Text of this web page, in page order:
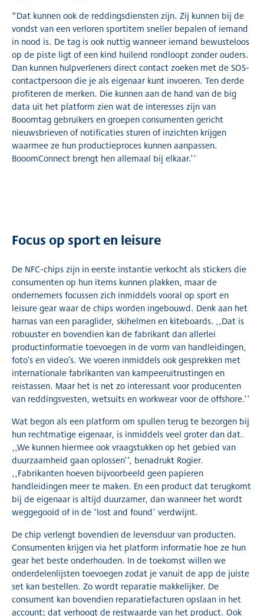
"Dat kunnen ook de reddingsdiensten zijn. Zij kunnen bij de
vondst van een verloren sportitem sneller bepalen of iemand
in nood is. De tag is ook nuttig wanneer iemand bewusteloos
op de piste ligt of een kind huilend rondloopt zonder ouders.
Dan kunnen hulpverleners direct contact zoeken met de SOS-
contactpersoon die je als eigenaar kunt invoeren. Ten derde
profiteren de merken. Die kunnen aan de hand van de big
data uit het platform zien wat de interesses zijn van
Booomtag gebruikers en groepen consumenten gericht
nieuwsbrieven of notificaties sturen of inzichten krijgen
waarmee ze hun productieproces kunnen aanpassen.
BooomConnect brengt hen allemaal bij elkaar.’’
Focus op sport en leisure
De NFC-chips zijn in eerste instantie verkocht als stickers die
consumenten op hun items kunnen plakken, maar de
ondernemers focussen zich inmiddels vooral op sport en
leisure gear waar de chips worden ingebouwd. Denk aan het
harnas van een paraglider, skihelmen en kiteboards. ,,Dat is
robuuster en bovendien kan de fabrikant dan allerlei
productinformatie toevoegen in de vorm van handleidingen,
foto’s en video’s. We voeren inmiddels ook gesprekken met
internationale fabrikanten van kampeeruitrustingen en
reistassen. Maar het is net zo interessant voor producenten
van reddingsvesten, wetsuits en workwear voor de offshore.’’
Wat begon als een platform om spullen terug te bezorgen bij
hun rechtmatige eigenaar, is inmiddels veel groter dan dat.
,,We kunnen hiermee ook vraagstukken op het gebied van
duurzaamheid gaan oplossen’’, benadrukt Rogier.
,,Fabrikanten hoeven bijvoorbeeld geen papieren
handleidingen meer te maken. En een product dat terugkomt
bij de eigenaar is altijd duurzamer, dan wanneer het wordt
weggegooid of in de ‘lost and found’ verdwijnt.
De chip verlengt bovendien de levensduur van producten.
Consumenten krijgen via het platform informatie hoe ze hun
gear het beste onderhouden. In de toekomst willen we
onderdelenlijsten toevoegen zodat je vanuit de app de juiste
set kan bestellen. Zo wordt reparatie makkelijker. De
consument kan bovendien reparatiefacturen opslaan in het
account; dat verhoogt de restwaarde van het product. Ook